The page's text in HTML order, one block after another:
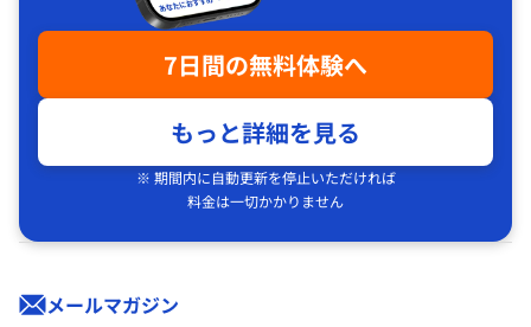
7日間の無料体験へ
もっと詳細を見る
※ 期間内に自動更新を停止いただければ
料金は一切かかりません
メールマガジン